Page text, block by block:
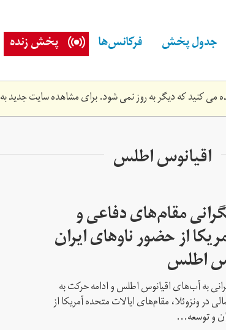
جدول پخش فرکانس‌ها پخش زنده
می کنید که دیگر به روز نمی شود. برای مشاهده سایت جدید به
اقیانوس اطلس
مقام‌های دفاعی و
از حضور ناوهای ایران
اطلس
به آب‌های اقیانوس اطلس و ادامه حرکت به
در ونزوئلا، مقام‌های ایالات متحده آمریکا از
و توسعه...